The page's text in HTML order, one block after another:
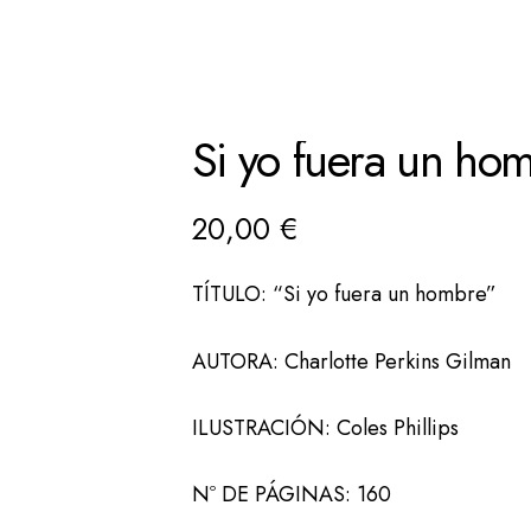
Si yo fuera un
20,00 €
TÍTULO: “Si yo fuera un hombre”
AUTORA: Charlotte Perkins Gilman
ILUSTRACIÓN: Coles Phillips
Nº DE PÁGINAS: 160